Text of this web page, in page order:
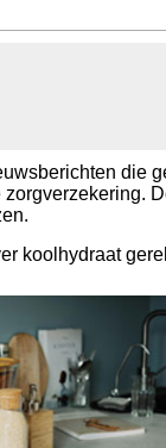
die
koolhydraat